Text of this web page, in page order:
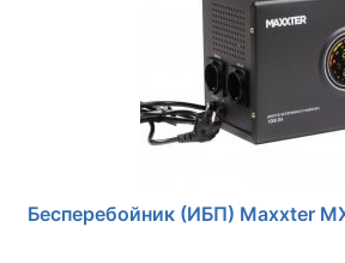
Бесперебойник (ИБП) Maxxter